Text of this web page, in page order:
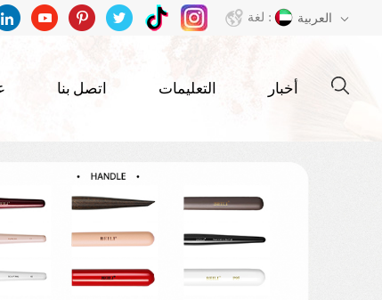
لغة :
اتصل بنا التعليمات أخبار